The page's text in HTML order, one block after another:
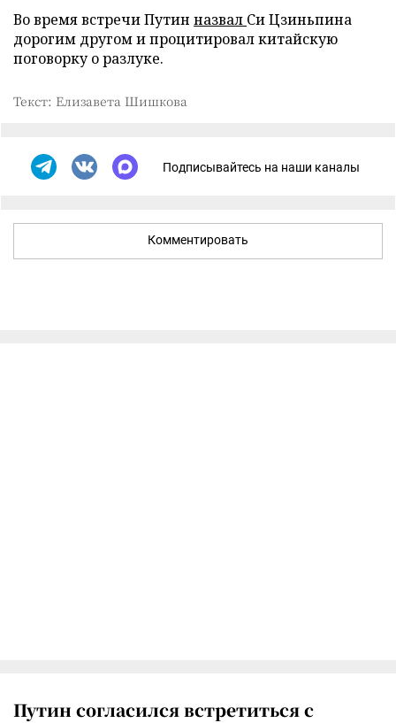
Во время встречи Путин назвал Си Цзиньпина
дорогим другом и процитировал китайскую
поговорку о разлуке.
Текст: Елизавета Шишкова
Подписывайтесь на наши каналы
Комментировать
Путин согласился встретиться с